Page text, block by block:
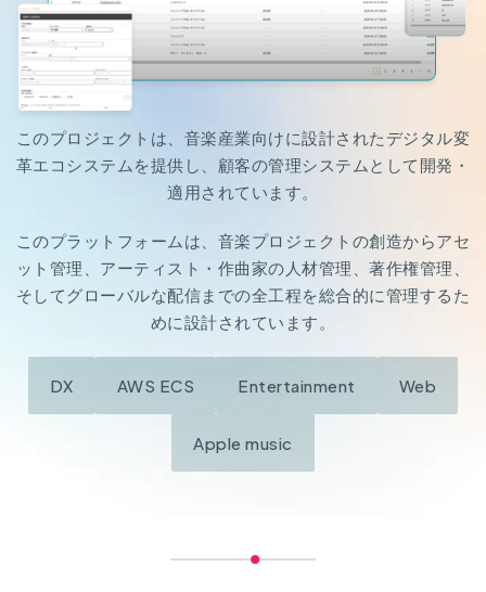
このプロジェクトは、音楽産業向けに設計されたデジタル変
革エコシステムを提供し、顧客の管理システムとして開発・
適用されています。
このプラットフォームは、音楽プロジェクトの創造からアセ
ット管理、アーティスト・作曲家の人材管理、著作権管理、
そしてグローバルな配信までの全工程を総合的に管理するた
めに設計されています。
DX AWS ECS Entertainment Web
Apple music